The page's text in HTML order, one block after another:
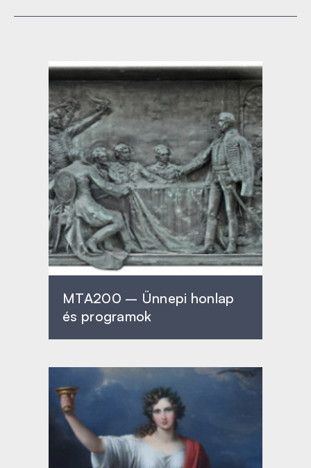
MTA200 – Ünnepi honlap
és programok